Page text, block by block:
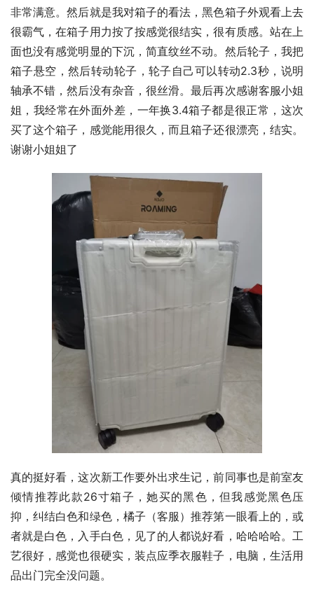
非常满意。然后就是我对箱子的看法，黑色箱子外观看上去
很霸气，在箱子用力按了按感觉很结实，很有质感。站在上
面也没有感觉明显的下沉，简直纹丝不动。然后轮子，我把
箱子悬空，然后转动轮子，轮子自己可以转动2.3秒，说明
轴承不错，然后没有杂音，很丝滑。最后再次感谢客服小姐
姐，我经常在外面外差，一年换3.4箱子都是很正常，这次
买了这个箱子，感觉能用很久，而且箱子还很漂亮，结实。
谢谢小姐姐了
真的挺好看，这次新工作要外出求生记，前同事也是前室友
倾情推荐此款26寸箱子，她买的黑色，但我感觉黑色压
抑，纠结白色和绿色，橘子（客服）推荐第一眼看上的，或
者就是白色，入手白色，见了的人都说好看，哈哈哈哈。工
艺很好，感觉也很硬实，装点应季衣服鞋子，电脑，生活用
品出门完全没问题。